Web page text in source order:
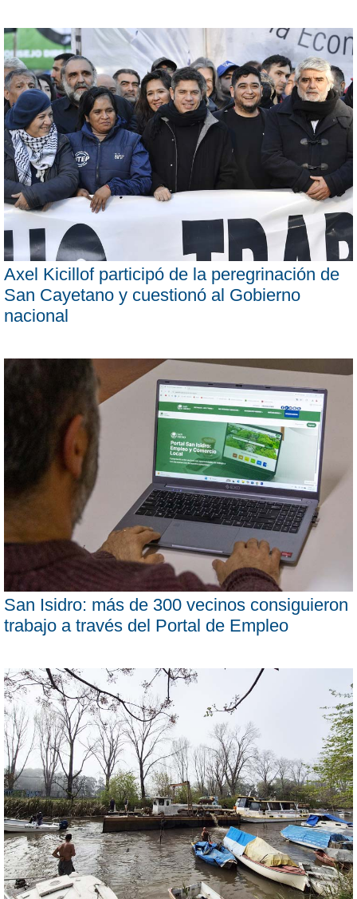
Axel Kicillof participó de la peregrinación de
San Cayetano y cuestionó al Gobierno
nacional
San Isidro: más de 300 vecinos consiguieron
trabajo a través del Portal de Empleo